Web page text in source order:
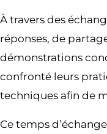
À travers des
réponses, de
démonstrations
confronté leurs
techniques afin de
Ce temps